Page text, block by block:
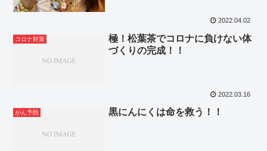
2022.04.02
コロナ対策
極！松葉茶でコロナに負けない体
づくりの完成！！
2022.03.16
がん予防 黒にんにくは命を救う！！